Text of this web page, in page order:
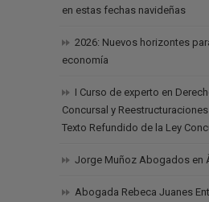
en estas fechas navideñas
2026: Nuevos horizontes
economía
I Curso de experto en
Concursal y
Texto Refundido de la Ley
Jorge Muñoz Abogados en
Abogada Rebeca Juanes